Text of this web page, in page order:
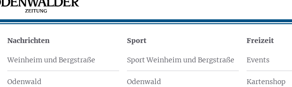
Nachrichten
Weinheim und Bergstraße
Odenwald
Sport
Sport Weinheim und Bergstraße
Odenwald
Freizeit
Events
Kartenshop